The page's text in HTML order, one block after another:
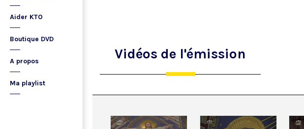
Aider KTO
Boutique DVD
A propos
Ma playlist
Vidéos de l'émission